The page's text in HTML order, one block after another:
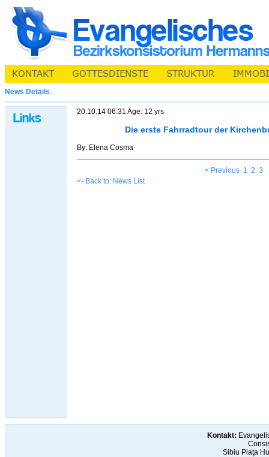
News Details
20.10.14 06:31 Age: 12 yrs
Die erste Fahrradtour der
By: Elena Cosma
< Previous 1 2 3
<- Back to: News List
Kontakt:
Sibiu Piaţa